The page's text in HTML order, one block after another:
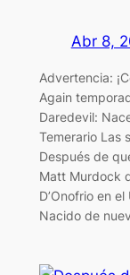
Abr 8,
Advertencia:
Again
Daredevil:
Temerario Las
Después de
Matt Murdock
D’Onofrio en
Nacido de